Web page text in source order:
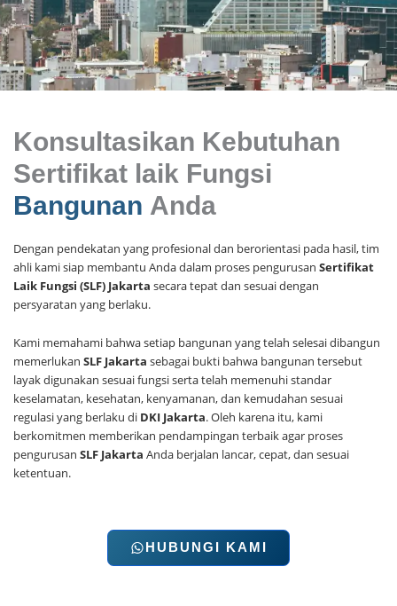
Konsultasikan Kebutuhan
Sertifikat laik Fungsi
Bangunan Anda
Dengan pendekatan yang profesional dan berorientasi pada hasil, tim
ahli kami siap membantu Anda dalam proses pengurusan Sertifikat
Laik Fungsi (SLF) Jakarta secara tepat dan sesuai dengan
persyaratan yang berlaku.
Kami memahami bahwa setiap bangunan yang telah selesai dibangun
memerlukan SLF Jakarta sebagai bukti bahwa bangunan tersebut
layak digunakan sesuai fungsi serta telah memenuhi standar
keselamatan, kesehatan, kenyamanan, dan kemudahan sesuai
regulasi yang berlaku di DKI Jakarta. Oleh karena itu, kami
berkomitmen memberikan pendampingan terbaik agar proses
pengurusan SLF Jakarta Anda berjalan lancar, cepat, dan sesuai
ketentuan.
HUBUNGI KAMI